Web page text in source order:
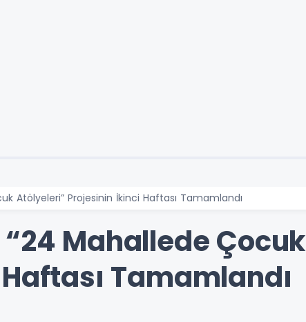
Atölyeleri” Projesinin İkinci Haftası Tamamlandı
Mahallede Çocuk
Tamamlandı